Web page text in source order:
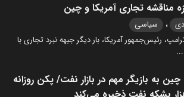
مناقشه تجاری آمریکا و چین
، سیاسی
رئیس‌جمهور آمریکا، بار دیگر جبهه نبرد تجاری با
...
به بازیگر مهم در بازار نفت/ پکن روزانه